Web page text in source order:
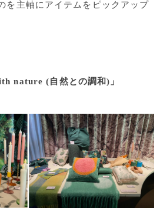
を主軸にアイテムをピックアップ
nature (自然との調和)」